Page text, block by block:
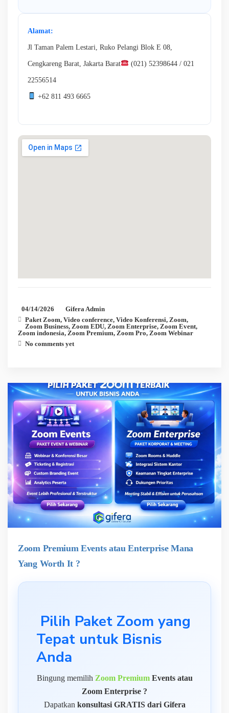
Alamat:
Jl Taman Palem Lestari, Ruko Pelangi Blok E 08,
Cengkareng Barat, Jakarta Barat (021) 52398644 / 021
22556514
+62 811 493 6665
04/14/2026
Gifera Admin
Paket Zoom, Video conference, Video Konferensi, Zoom,
Zoom Business, Zoom EDU, Zoom Enterprise, Zoom Event,
Zoom indonesia, Zoom Premium, Zoom Pro, Zoom Webinar
No comments yet
Zoom Premium Events atau Enterprise Mana
Yang Worth It ?
Pilih Paket Zoom yang
Tepat untuk Bisnis
Anda
Bingung memilih Zoom PremiumEvents atau
Zoom Enterprise ?
Dapatkan konsultasi GRATIS dari Gifera